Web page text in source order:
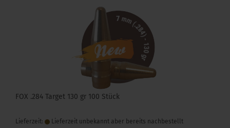
FOX .284 Target 130 gr 100 Stück
Lieferzeit: Lieferzeit unbekannt aber bereits nachbestellt